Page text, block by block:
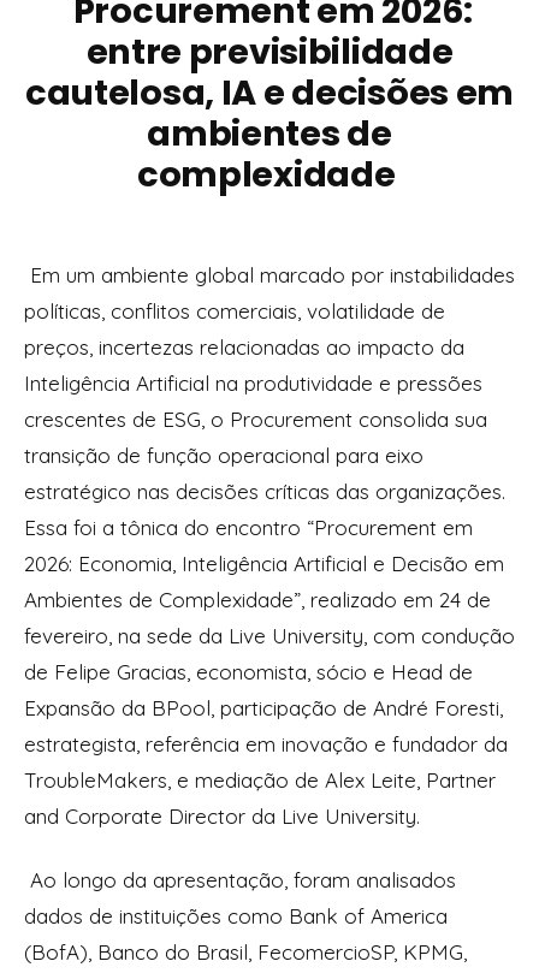
Procurement em 2026:
entre previsibilidade
cautelosa, IA e decisões em
ambientes de
complexidade
Em um ambiente global marcado por instabilidades
políticas, conflitos comerciais, volatilidade de
preços, incertezas relacionadas ao impacto da
Inteligência Artificial na produtividade e pressões
crescentes de ESG, o Procurement consolida sua
transição de função operacional para eixo
estratégico nas decisões críticas das organizações.
Essa foi a tônica do encontro “Procurement em
2026: Economia, Inteligência Artificial e Decisão em
Ambientes de Complexidade”, realizado em 24 de
fevereiro, na sede da Live University, com condução
de Felipe Gracias, economista, sócio e Head de
Expansão da BPool, participação de André Foresti,
estrategista, referência em inovação e fundador da
TroubleMakers, e mediação de Alex Leite, Partner
and Corporate Director da Live University.
Ao longo da apresentação, foram analisados
dados de instituições como Bank of America
(BofA), Banco do Brasil, FecomercioSP, KPMG,